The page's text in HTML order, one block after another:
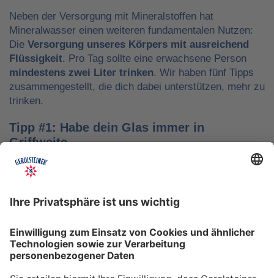
Neben der Versorgung mit Mineralstoffen hat
Mineralwasser einen weiteren fundamentalen Nutzen:
Die Versorgung unseres Körpers mit ausreichend
Flüssigkeit. Pro Tag sollte eine erwachsene Person
mindestens zwei Liter trinken. Wir haben fünf Tipps
zusammengestellt, die dich dabei unterstützen, mehr zu
trinken.
Tipp #1: Habe dein Glas immer in
Griffweite
Ob bei der Arbeit oder während der Freizeit: Wasser
nicht vergisst. Denke daran, auch unterwegs immer
etwas Wasser dabei zu haben. Kleine PET-Flaschen mit
hinnehmen.
Tipp #2: Trinke direkt nach dem Aufstehen